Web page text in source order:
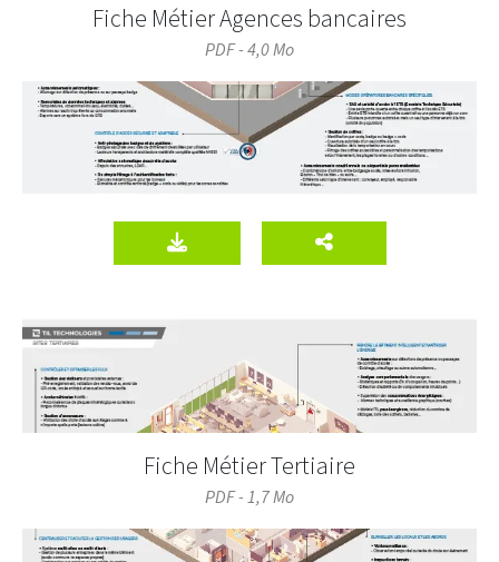
Fiche Métier Agences bancaires
PDF - 4,0 Mo
Fiche Métier Tertiaire
PDF - 1,7 Mo